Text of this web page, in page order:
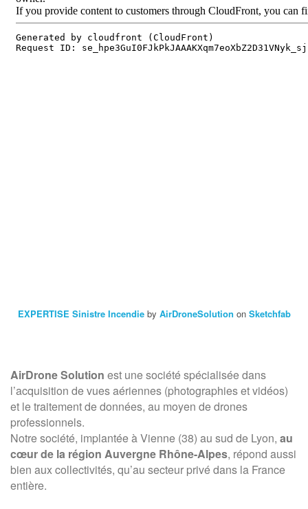
EXPERTISE Sinistre Incendieby AirDroneSolution on Sketchfab
AirDrone Solution est une société spécialisée dans
l’acquisition de vues aériennes (photographies et vidéos)
et le traitement de données, au moyen de drones
professionnels.
Notre société, implantée à Vienne (38) au sud de Lyon, au
cœur de la région Auvergne Rhône-Alpes, répond aussi
bien aux collectivités, qu’au secteur privé dans la France
entière.